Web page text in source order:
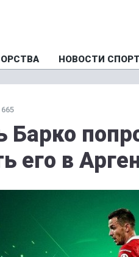
НОВОСТИ
665
Барко
его в